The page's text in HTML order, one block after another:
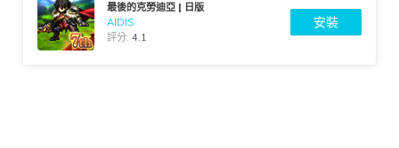
最後的克勞迪亞 | 日版
AIDIS
評分:4.1
安裝